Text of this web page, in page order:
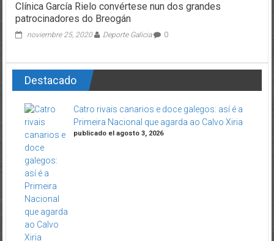
Clínica García Rielo convértese nun dos grandes
patrocinadores do Breogán
noviembre 25, 2020 Deporte Galicia 0
Destacado
Catro rivais canarios e doce galegos: así é a
Primeira Nacional que agarda ao Calvo Xiria
publicado el agosto 3, 2026